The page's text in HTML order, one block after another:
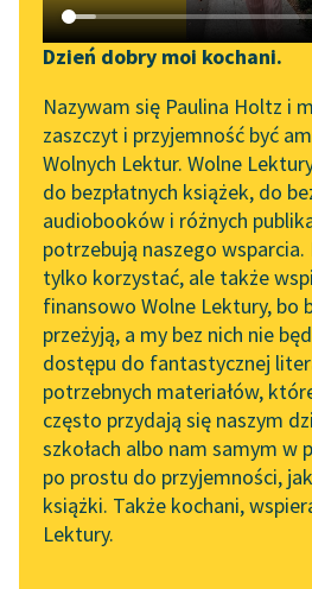
Katalog DAISY
Podkasty o książkach
Aktualności
„Prokurator Alicja Horn”
do słuchania
Byliśmy częścią AI Impact
Lab
Zapraszamy na spotkanie
online z tłumaczkami
literatury skandynawskiej
Spotkanie z Katarzyną
Tunkiel w Oslo
102. lata temu zmarł
Joseph Conrad
Dzień dobry moi kochani.
Nazywam się Paulina Holtz i
zaszczyt i przyjemność być
Wolnych Lektur. Wolne
do bezpłatnych książek, do
audiobooków i różnych
potrzebują naszego wsparcia.
tylko korzystać, ale także
finansowo Wolne Lektury, bo
przeżyją, a my bez nich nie
dostępu do fantastycznej
potrzebnych materiałów,
często przydają się naszym
szkołach albo nam samym w
po prostu do przyjemności,
książki. Także kochani,
Lektury.